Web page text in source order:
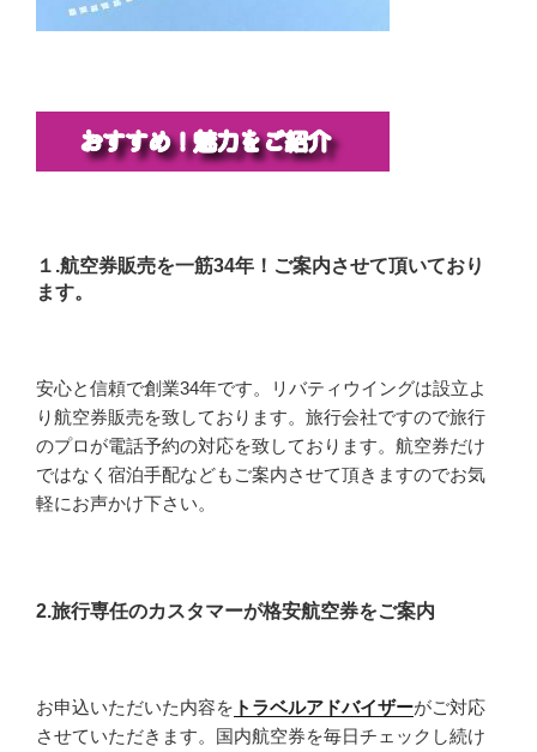
１.航空券販売を一筋34年！ご案内させて頂いており
ます。
安心と信頼で創業34年です。リバティウイングは設立よ
り航空券販売を致しております。旅行会社ですので旅行
のプロが電話予約の対応を致しております。航空券だけ
ではなく宿泊手配などもご案内させて頂きますのでお気
軽にお声かけ下さい。
2.旅行専任のカスタマーが格安航空券をご案内
お申込いただいた内容を トラベルアドバイザーがご対応
させていただきます。国内航空券を毎日チェックし続け